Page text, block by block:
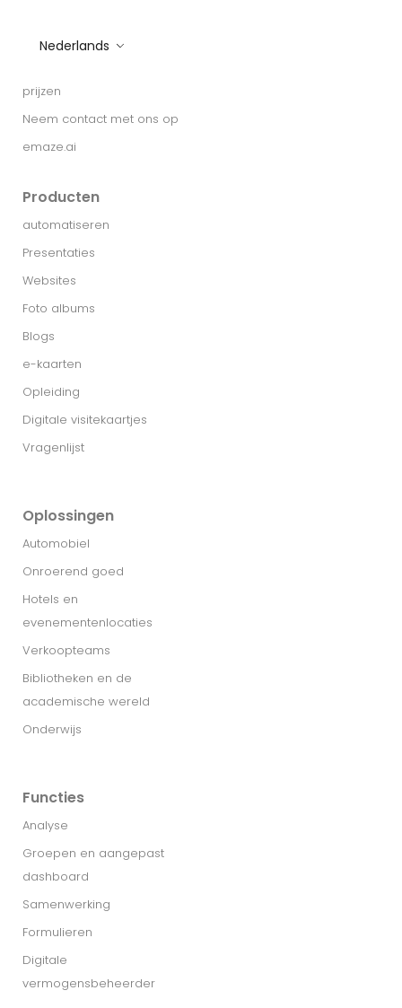
Nederlands
prijzen
Neem contact met ons op
emaze.ai
Producten
automatiseren
Presentaties
Websites
Foto albums
Blogs
e-kaarten
Opleiding
Digitale visitekaartjes
Vragenlijst
Oplossingen
Automobiel
Onroerend goed
Hotels en
evenementenlocaties
Verkoopteams
Bibliotheken en de
academische wereld
Onderwijs
Functies
Analyse
Groepen en aangepast
dashboard
Samenwerking
Formulieren
Digitale
vermogensbeheerder